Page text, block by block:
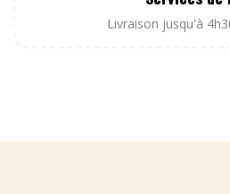
Livraison jusqu'à